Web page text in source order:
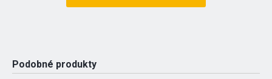
Podobné produkty